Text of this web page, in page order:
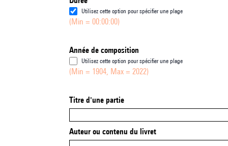
Utilisez cette option pour spécifier une plage
(Min = 00:00:00)
Année de composition
Utilisez cette option pour spécifier une plage
(Min = 1904, Max = 2022)
Titre d'une partie
Auteur ou contenu du livret